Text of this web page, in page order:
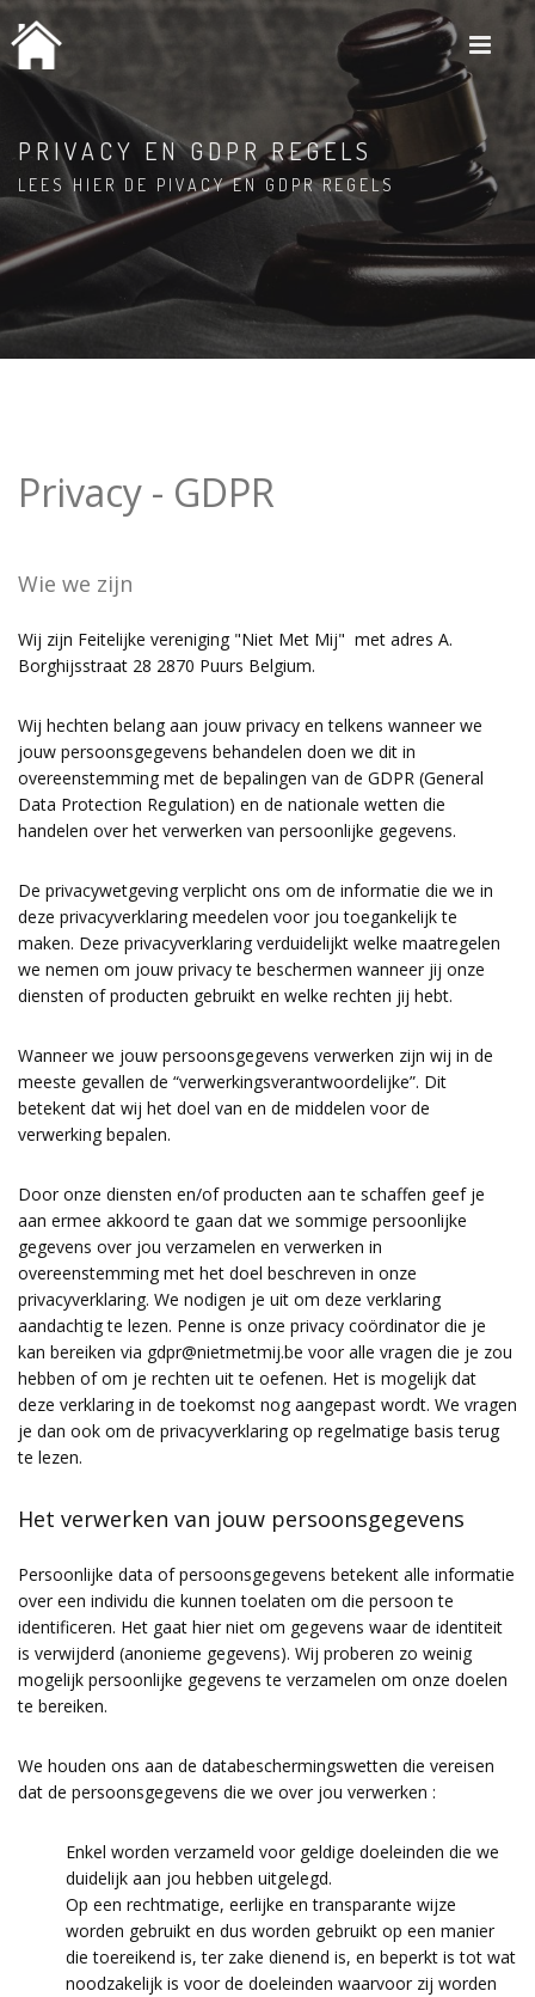
PRIVACY EN GDPR REGELS
LEES HIER DE PIVACY EN GDPR REGELS
Privacy - GDPR
Wie we zijn
Wij zijn Feitelijke vereniging "Niet Met Mij" met adres A.
Borghijsstraat 28 2870 Puurs Belgium.
Wij hechten belang aan jouw privacy en telkens wanneer we
jouw persoonsgegevens behandelen doen we dit in
overeenstemming met de bepalingen van de GDPR (General
Data Protection Regulation) en de nationale wetten die
handelen over het verwerken van persoonlijke gegevens.
De privacywetgeving verplicht ons om de informatie die we in
deze privacyverklaring meedelen voor jou toegankelijk te
maken. Deze privacyverklaring verduidelijkt welke maatregelen
we nemen om jouw privacy te beschermen wanneer jij onze
diensten of producten gebruikt en welke rechten jij hebt.
Wanneer we jouw persoonsgegevens verwerken zijn wij in de
meeste gevallen de “verwerkingsverantwoordelijke”. Dit
betekent dat wij het doel van en de middelen voor de
verwerking bepalen.
Door onze diensten en/of producten aan te schaffen geef je
aan ermee akkoord te gaan dat we sommige persoonlijke
gegevens over jou verzamelen en verwerken in
overeenstemming met het doel beschreven in onze
privacyverklaring. We nodigen je uit om deze verklaring
aandachtig te lezen. Penne is onze privacy coördinator die je
kan bereiken via gdpr@nietmetmij.be voor alle vragen die je zou
hebben of om je rechten uit te oefenen. Het is mogelijk dat
deze verklaring in de toekomst nog aangepast wordt. We vragen
je dan ook om de privacyverklaring op regelmatige basis terug
te lezen.
Het verwerken van jouw persoonsgegevens
Persoonlijke data of persoonsgegevens betekent alle informatie
over een individu die kunnen toelaten om die persoon te
identificeren. Het gaat hier niet om gegevens waar de identiteit
is verwijderd (anonieme gegevens). Wij proberen zo weinig
mogelijk persoonlijke gegevens te verzamelen om onze doelen
te bereiken.
We houden ons aan de databeschermingswetten die vereisen
dat de persoonsgegevens die we over jou verwerken :
Enkel worden verzameld voor geldige doeleinden die we
duidelijk aan jou hebben uitgelegd.
Op een rechtmatige, eerlijke en transparante wijze
worden gebruikt en dus worden gebruikt op een manier
die toereikend is, ter zake dienend is, en beperkt is tot wat
noodzakelijk is voor de doeleinden waarvoor zij worden